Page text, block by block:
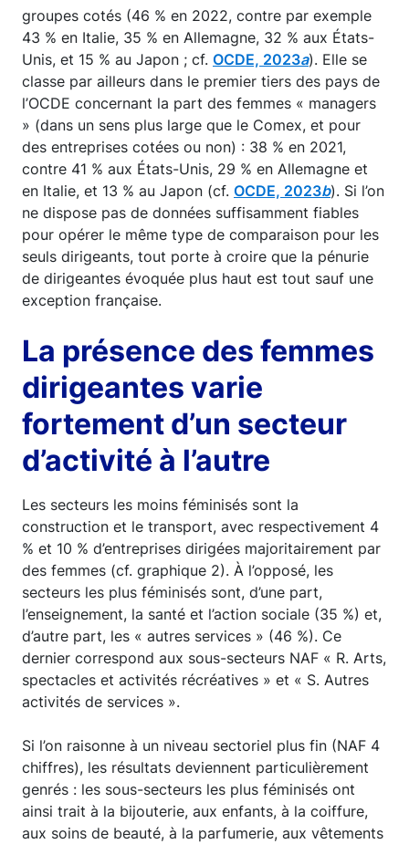
groupes cotés (46 % en 2022, contre par exemple
43 % en Italie, 35 % en Allemagne, 32 % aux États-
Unis, et 15 % au Japon ; cf. OCDE, 2023a). Elle se
classe par ailleurs dans le premier tiers des pays de
l’OCDE concernant la part des femmes « managers
» (dans un sens plus large que le Comex, et pour
des entreprises cotées ou non) : 38 % en 2021,
contre 41 % aux États-Unis, 29 % en Allemagne et
en Italie, et 13 % au Japon (cf. OCDE, 2023b). Si l’on
ne dispose pas de données suffisamment fiables
pour opérer le même type de comparaison pour les
seuls dirigeants, tout porte à croire que la pénurie
de dirigeantes évoquée plus haut est tout sauf une
exception française.
La présence des femmes
dirigeantes varie
fortement d’un secteur
d’activité à l’autre
Les secteurs les moins féminisés sont la
construction et le transport, avec respectivement 4
% et 10 % d’entreprises dirigées majoritairement par
des femmes (cf. graphique 2). À l’opposé, les
secteurs les plus féminisés sont, d’une part,
l’enseignement, la santé et l’action sociale (35 %) et,
d’autre part, les « autres services » (46 %). Ce
dernier correspond aux sous-secteurs NAF « R. Arts,
spectacles et activités récréatives » et « S. Autres
activités de services ».
Si l’on raisonne à un niveau sectoriel plus fin (NAF 4
chiffres), les résultats deviennent particulièrement
genrés : les sous-secteurs les plus féminisés ont
ainsi trait à la bijouterie, aux enfants, à la coiffure,
aux soins de beauté, à la parfumerie, aux vêtements